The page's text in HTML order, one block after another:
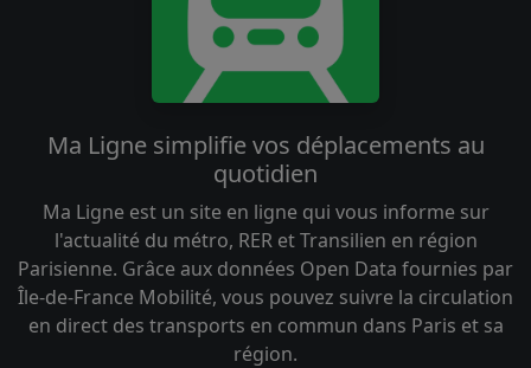
Ma Ligne simplifie vos déplacements au
quotidien
Ma Ligne est un site en ligne qui vous informe sur
l'actualité du métro, RER et Transilien en région
Parisienne. Grâce aux données Open Data fournies par
Île-de-France Mobilité, vous pouvez suivre la circulation
en direct des transports en commun dans Paris et sa
région.